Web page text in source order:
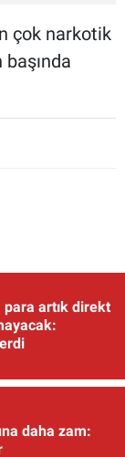
çok narkotik
para artık direkt
daha zam: